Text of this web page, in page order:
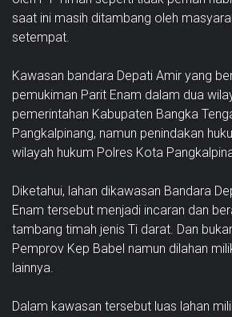
saat ini masih ditambang oleh
setempat.
Kawasan bandara Depati Amir yang
pemukiman Parit Enam dalam dua
pemerintahan Kabupaten Bangka
Pangkalpinang, namun penindakan
wilayah hukum Polres Kota
Diketahui, lahan dikawasan Bandara
Enam tersebut menjadi incaran dan
tambang timah jenis Ti darat. Dan
Pemprov Kep Babel namun dilahan
lainnya.
Dalam kawasan tersebut luas lahan